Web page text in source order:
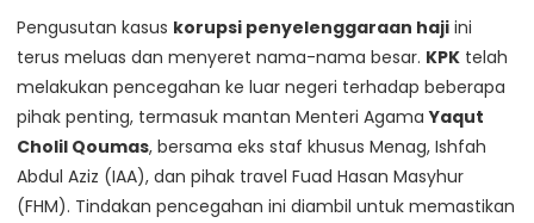
Pengusutan kasus korupsi penyelenggaraan haji ini
terus meluas dan menyeret nama-nama besar. KPK telah
melakukan pencegahan ke luar negeri terhadap beberapa
pihak penting, termasuk mantan Menteri AgamaYaqut
Cholil Qoumas, bersama eks staf khusus Menag, Ishfah
Abdul Aziz (IAA), dan pihak travel Fuad Hasan Masyhur
(FHM). Tindakan pencegahan ini diambil untuk memastikan